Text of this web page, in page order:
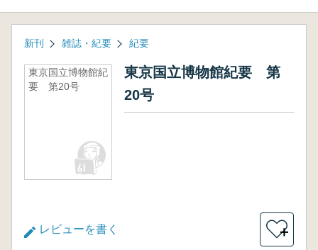
新刊 雑誌・紀要 紀要
東京国立博物館紀
要 第20号
東京国立博物館紀要 第
20号
レビューを書く ＋